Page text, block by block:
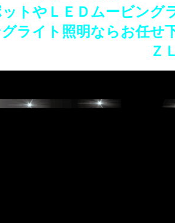
トやＬＥＤムービング
グライト照明ならお任せ
Ｚ